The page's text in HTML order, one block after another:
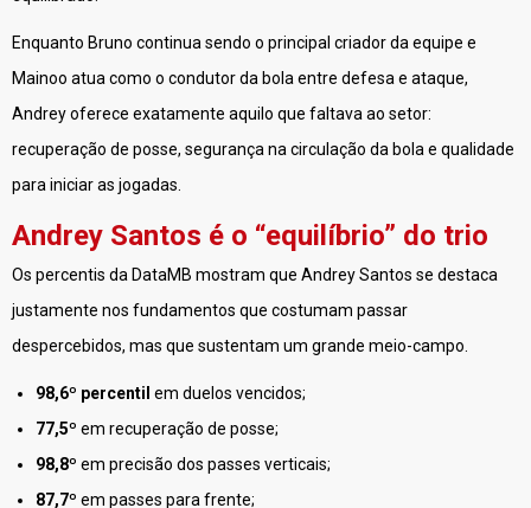
Enquanto Bruno continua sendo o principal criador da equipe e
Mainoo atua como o condutor da bola entre defesa e ataque,
Andrey oferece exatamente aquilo que faltava ao setor:
recuperação de posse, segurança na circulação da bola e qualidade
para iniciar as jogadas.
Andrey Santos é o “equilíbrio” do trio
Os percentis da DataMB mostram que Andrey Santos se destaca
justamente nos fundamentos que costumam passar
despercebidos, mas que sustentam um grande meio-campo.
98,6º percentil em duelos vencidos;
77,5º em recuperação de posse;
98,8º em precisão dos passes verticais;
87,7º em passes para frente;